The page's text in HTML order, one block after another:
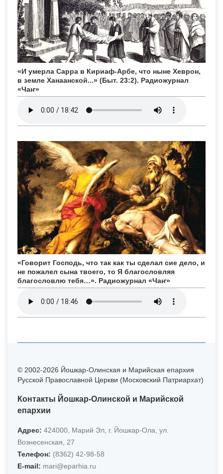
«И умерла Сарра в Кириаф-Арбе, что ныне Хеврон,
в земле Ханаанской...» (Быт. 23:2). Радиожурнал
«Чаҥ»
«Говорит Господь, что так как ты сделал сие дело, и
не пожалел сына твоего, то Я благословляя
благословлю тебя…». Радиожурнал «Чаҥ»
© 2002-2026 Йошкар-Олинская и Марийская епархия
Русской Православной Церкви (Московский Патриархат)
Контакты Йошкар-Олинской и Марийской
епархии
Адрес: 424000, Марий Эл, г. Йошкар-Ола, ул.
Вознесенская, 27
Телефон: (8362) 42-98-58
Е-mail: mari@eparhia.ru